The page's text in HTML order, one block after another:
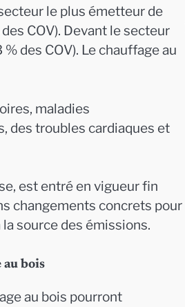
le plus émetteur de
COV). Devant le secteur
des COV). Le chauffage au
maladies
des troubles cardiaques et
est entré en vigueur fin
changements concrets pour
source des émissions.
bois
au bois pourront